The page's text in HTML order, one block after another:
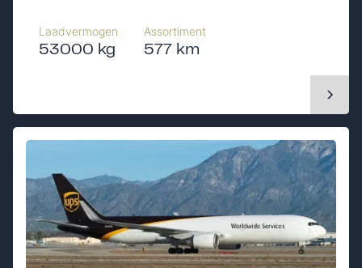
Laadvermogen
53000 kg
Assortiment
577 km